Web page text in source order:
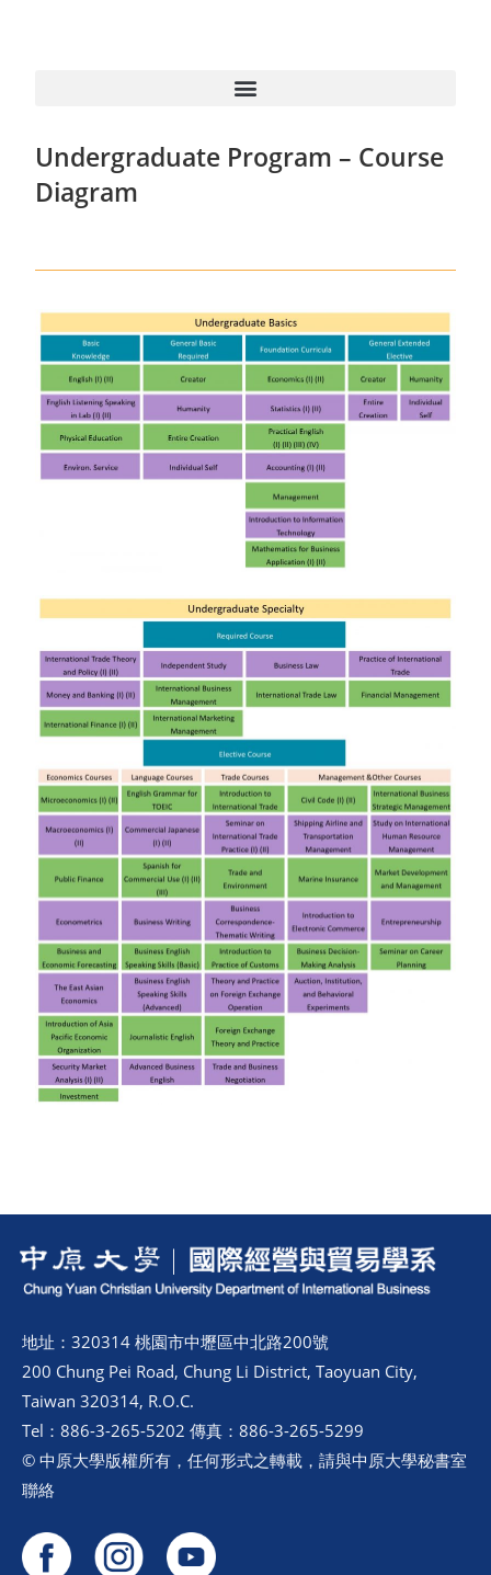
Undergraduate Program – Course
Diagram
地址：320314 桃園市中壢區中北路200號
200 Chung Pei Road, Chung Li District, Taoyuan City,
Taiwan 320314, R.O.C.
Tel：886-3-265-5202 傳真：886-3-265-5299
© 中原大學版權所有，任何形式之轉載，請與中原大學秘書室
聯絡